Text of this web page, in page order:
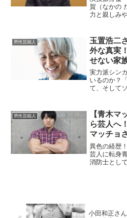
賀（なかの
力と親しみ
の努力でキ
でも異彩を
男性芸能人
玉置浩二
外な真実
せない家
実力派シン
いるのか？
て、そして
は、日本の
きました。
男性芸能人
【青木マ
ら芸人へ
マッチョ
異色の経歴
芸人に転身
消防士とし
小田和正さ